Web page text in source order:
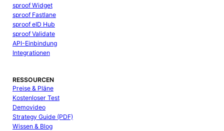
sproof Widget
sproof Fastlane
sproof eID Hub
sproof Validate
API-Einbindung
Integrationen
RESSOURCEN
Preise & Pläne
Kostenloser Test
Demovideo
Strategy Guide (PDF)
Wissen & Blog